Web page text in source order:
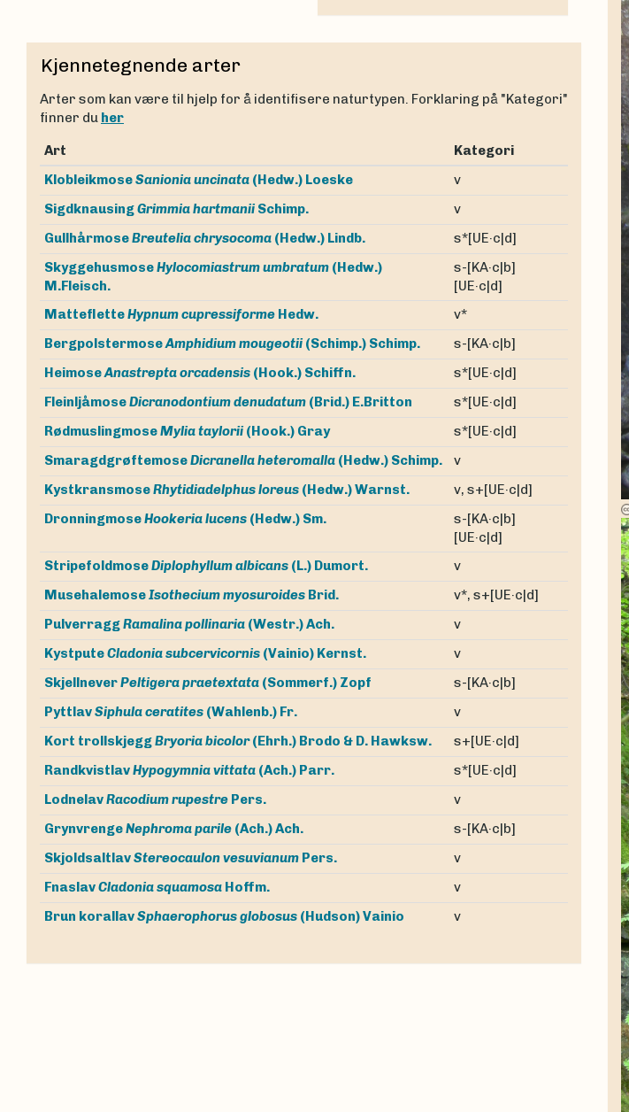
Kjennetegnende arter
Arter som kan være til hjelp for å identifisere naturtypen. Forklaring på "Kategori"
finner du her
Art
Kategori
KlobleikmoseSanionia uncinata (Hedw.) Loeske
v
SigdknausingGrimmia hartmanii Schimp.
v
GullhårmoseBreutelia chrysocoma (Hedw.) Lindb.
s*[UE·c|d]
SkyggehusmoseHylocomiastrum umbratum (Hedw.)
M.Fleisch.
s-[KA·c|b]
[UE·c|d]
MattefletteHypnum cupressiforme Hedw.
v*
BergpolstermoseAmphidium mougeotii (Schimp.) Schimp.
s-[KA·c|b]
HeimoseAnastrepta orcadensis (Hook.) Schiffn.
s*[UE·c|d]
FleinljåmoseDicranodontium denudatum (Brid.) E.Britton
s*[UE·c|d]
RødmuslingmoseMylia taylorii (Hook.) Gray
s*[UE·c|d]
SmaragdgrøftemoseDicranella heteromalla (Hedw.) Schimp.
v
KystkransmoseRhytidiadelphus loreus (Hedw.) Warnst.
v, s+[UE·c|d]
DronningmoseHookeria lucens (Hedw.) Sm.
s-[KA·c|b]
[UE·c|d]
StripefoldmoseDiplophyllum albicans (L.) Dumort.
v
MusehalemoseIsothecium myosuroides Brid.
v*, s+[UE·c|d]
PulverraggRamalina pollinaria (Westr.) Ach.
v
KystputeCladonia subcervicornis (Vainio) Kernst.
v
SkjellneverPeltigera praetextata (Sommerf.) Zopf
s-[KA·c|b]
PyttlavSiphula ceratites (Wahlenb.) Fr.
v
Kort trollskjeggBryoria bicolor (Ehrh.) Brodo & D. Hawksw.
s+[UE·c|d]
RandkvistlavHypogymnia vittata (Ach.) Parr.
s*[UE·c|d]
LodnelavRacodium rupestre Pers.
v
GrynvrengeNephroma parile (Ach.) Ach.
s-[KA·c|b]
SkjoldsaltlavStereocaulon vesuvianum Pers.
v
FnaslavCladonia squamosa Hoffm.
v
Brun korallavSphaerophorus globosus (Hudson) Vainio v